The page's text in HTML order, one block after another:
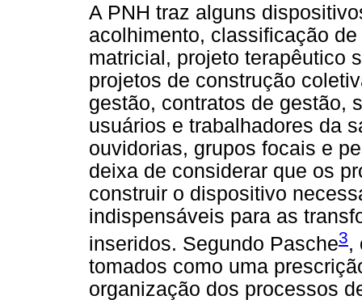
A PNH traz alguns
acolhimento, classificação
matricial, projeto terapêutico
projetos de construção
gestão, contratos de gestão,
usuários e trabalhadores da
ouvidorias, grupos focais e
deixa de considerar que os
construir o dispositivo
indispensáveis para as
inseridos. Segundo Pasche3,
tomados como uma
organização dos processos